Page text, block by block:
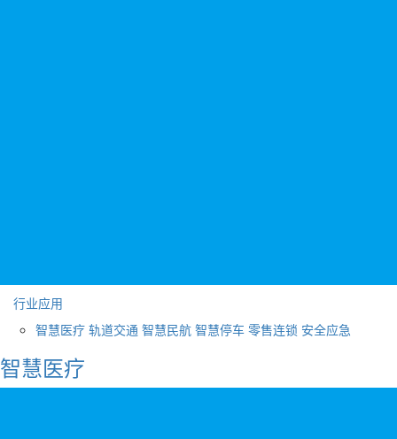
行业应用
智慧医疗 轨道交通 智慧民航 智慧停车 零售连锁 安全应急
智慧医疗